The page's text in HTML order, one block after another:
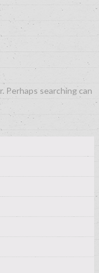
Perhaps searching can